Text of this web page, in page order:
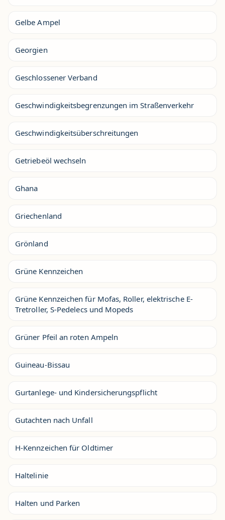
Gelbe Ampel
Georgien
Geschlossener Verband
Geschwindigkeitsbegrenzungen im Straßenverkehr
Geschwindigkeitsüberschreitungen
Getriebeöl wechseln
Ghana
Griechenland
Grönland
Grüne Kennzeichen
Grüne Kennzeichen für Mofas, Roller, elektrische E-
Tretroller, S-Pedelecs und Mopeds
Grüner Pfeil an roten Ampeln
Guineau-Bissau
Gurtanlege- und Kindersicherungspflicht
Gutachten nach Unfall
H-Kennzeichen für Oldtimer
Haltelinie
Halten und Parken